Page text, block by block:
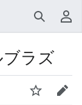
検索 利
ラズ
ウォッチ編集